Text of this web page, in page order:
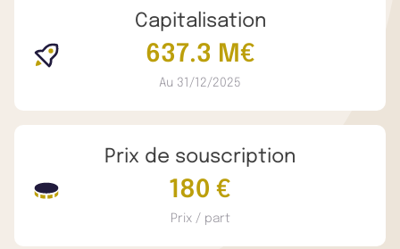
Capitalisation
637.3 M€
Au 31/12/2025
Prix de souscription
180 €
Prix / part